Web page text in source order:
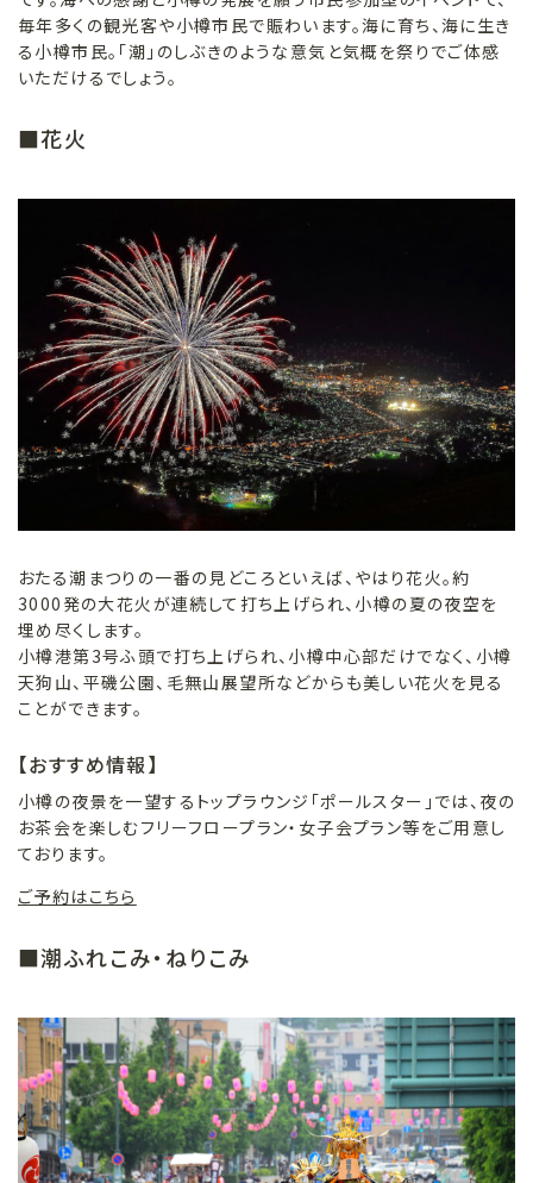
毎年多くの観光客や小樽市民で賑わいます。海に育ち、海に生き
る小樽市民。「潮」のしぶきのような意気と気概を祭りでご体感
いただけるでしょう。
■花火
おたる潮まつりの一番の見どころといえば、やはり花火。約
3000発の大花火が連続して打ち上げられ、小樽の夏の夜空を
埋め尽くします。
小樽港第3号ふ頭で打ち上げられ、小樽中心部だけでなく、小樽
天狗山、平磯公園、毛無山展望所などからも美しい花火を見る
ことができます。
【おすすめ情報】
小樽の夜景を一望するトップラウンジ「ポールスター」では、夜の
お茶会を楽しむフリーフロープラン・女子会プラン等をご用意し
ております。
ご予約はこちら
■潮ふれこみ・ねりこみ